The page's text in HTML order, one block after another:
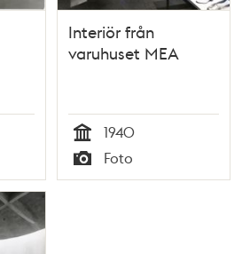
Interiör från
varuhuset MEA
Tid
1940
Typ
Foto